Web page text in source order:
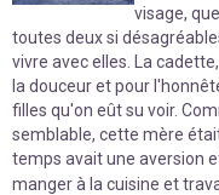
visage,
toutes deux si
vivre avec elles. La
la douceur et pour
filles qu'on eût su voir.
semblable, cette mère
temps avait une aversion
manger à la cuisine et